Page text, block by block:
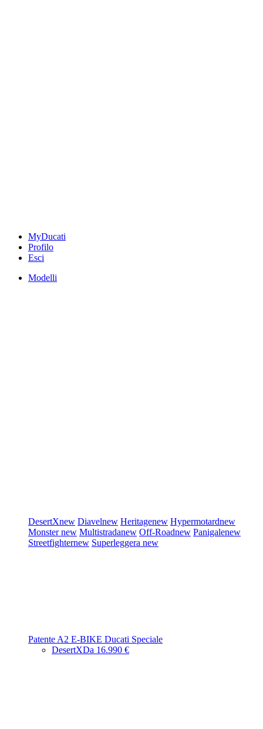
MyDucati
Profilo
Esci
Modelli
DesertXnew Diavelnew Heritagenew Hypermotardnew
Monsternew Multistradanew Off-Roadnew Panigalenew
Streetfighternew Superleggera new
Patente A2 E-BIKE Ducati Speciale
DesertXDa 16.990 €